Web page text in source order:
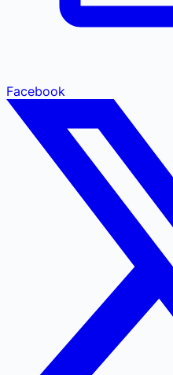
Facebook